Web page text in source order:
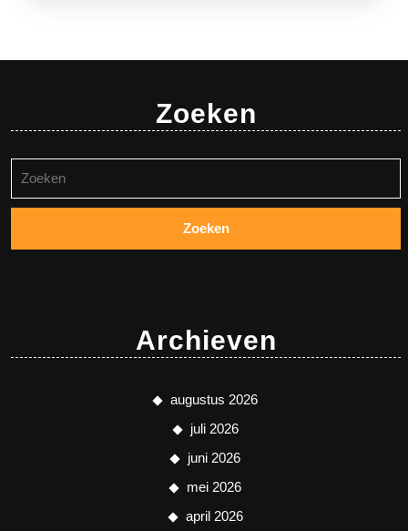
Zoeken
naar:
Archieven
augustus 2026
juli 2026
juni 2026
mei 2026
april 2026